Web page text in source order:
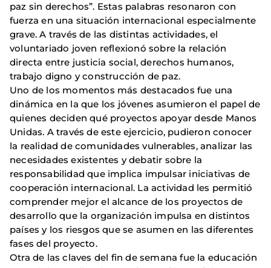
paz sin derechos”. Estas palabras resonaron con
fuerza en una situación internacional especialmente
grave. A través de las distintas actividades, el
voluntariado joven reflexionó sobre la relación
directa entre justicia social, derechos humanos,
trabajo digno y construcción de paz.
Uno de los momentos más destacados fue una
dinámica en la que los jóvenes asumieron el papel de
quienes deciden qué proyectos apoyar desde Manos
Unidas. A través de este ejercicio, pudieron conocer
la realidad de comunidades vulnerables, analizar las
necesidades existentes y debatir sobre la
responsabilidad que implica impulsar iniciativas de
cooperación internacional. La actividad les permitió
comprender mejor el alcance de los proyectos de
desarrollo que la organización impulsa en distintos
países y los riesgos que se asumen en las diferentes
fases del proyecto.
Otra de las claves del fin de semana fue la educación